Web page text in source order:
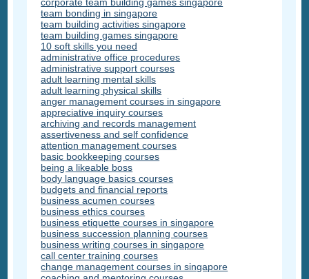
corporate team building games singapore
team bonding in singapore
team building activities singapore
team building games singapore
10 soft skills you need
administrative office procedures
administrative support courses
adult learning mental skills
adult learning physical skills
anger management courses in singapore
appreciative inquiry courses
archiving and records management
assertiveness and self confidence
attention management courses
basic bookkeeping courses
being a likeable boss
body language basics courses
budgets and financial reports
business acumen courses
business ethics courses
business etiquette courses in singapore
business succession planning courses
business writing courses in singapore
call center training courses
change management courses in singapore